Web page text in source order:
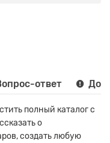
ответ
полный каталог с
о
создать любую